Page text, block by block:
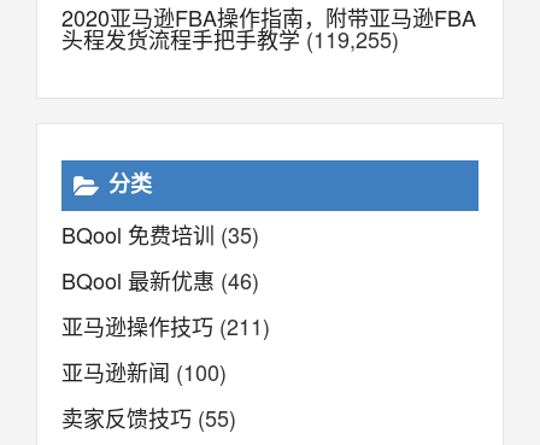
2020亚马逊FBA操作指南，附带亚马逊FBA
头程发货流程手把手教学(119,255)
分类
BQool 免费培训 (35)
BQool 最新优惠 (46)
亚马逊操作技巧 (211)
亚马逊新闻 (100)
卖家反馈技巧 (55)